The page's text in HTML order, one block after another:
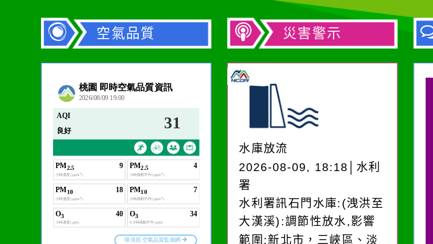
空氣品質 災害警示
水庫放流
2026-08-09, 18:18│水利
署
水利署訊石門水庫:(洩洪至
大漢溪):調節性放水,影響
範圍:新北市，三峽區、淡
在實現理想的路途中，
必須排除一切干擾，特
別是要看清那些美麗的
誘惑。
生活是一面鏡子。你對